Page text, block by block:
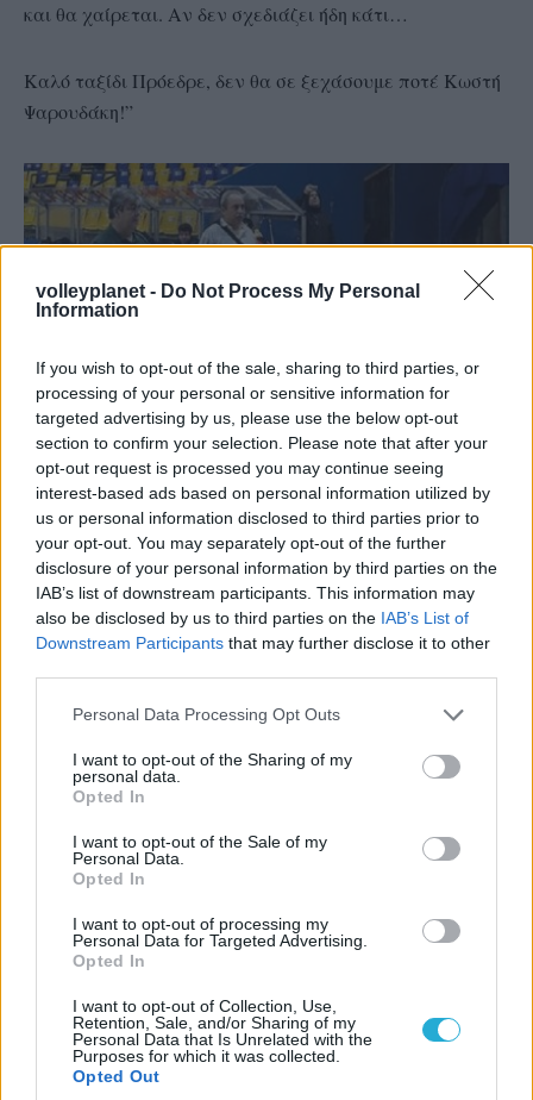
volleyplanet - Do Not Process My Personal
Information
If you wish to opt-out of the sale, sharing to third parties, or
processing of your personal or sensitive information for
targeted advertising by us, please use the below opt-out
section to confirm your selection. Please note that after your
opt-out request is processed you may continue seeing
interest-based ads based on personal information utilized by
us or personal information disclosed to third parties prior to
your opt-out. You may separately opt-out of the further
disclosure of your personal information by third parties on the
IAB’s list of downstream participants. This information may
also be disclosed by us to third parties on the IAB’s List of
Downstream Participants that may further disclose it to other
Please note that this website/app uses one or more Google
not limited to your visit or usage behaviour. You may click to
grant or deny consent to Google and its third-party tags to
use your data for below specified purposes in below Google
consent section.
Personal Data Processing Opt Outs
I want to opt-out of the Sharing of my
personal data.
Opted In
I want to opt-out of the Sale of my
Personal Data.
Opted In
I want to opt-out of processing my
Personal Data for Targeted Advertising.
Opted In
I want to opt-out of Collection, Use,
Retention, Sale, and/or Sharing of my
Personal Data that Is Unrelated with the
Purposes for which it was collected.
Opted Out
και θα χαίρεται. Αν δεν σχεδιάζει ήδη κάτι…
Καλό ταξίδι Πρόεδρε, δεν θα σε ξεχάσουμε ποτέ Κωστή
Ψαρουδάκη!”
Φραγκίσκος Φραγκιαδακης, έφορος ΟΠΕΡ
“Στον αναπάντεχο χαμό του Κωστή Ψαρουδάκη θυμάμαι
τις συζητήσεις σε αεροπλάνα, σε καμπίνες,στο γήπεδο,
ευεργέτησε άτομα, ομάδες, συλλόγους. Άτομα που πίσω
από την πλάτη του μιλούσαν με αχαριστία και που τώρα
στο τελευταίο ταξίδι του τρέχουν να διαφημίσουν τη
εύκολα μπορούν να σας μάθουν όλοι! Το λιγότερο
λοιπόν που μπορείτε να κάνετε είναι να κοιτάξετε τον
καθρέπτη σας. ΣΙΩΠΗ λοιπόν! Καλό ταξίδι Κωστή”.
προπονήτρια Πήγασου Ηρακλείου
‘Δεν το χωράει ο νους…”